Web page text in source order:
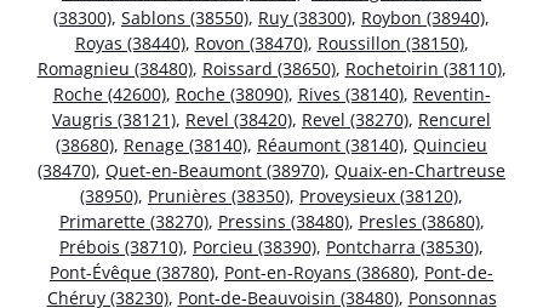
(38300), Sablons (38550), Ruy (38300), Roybon (38940),
Royas (38440), Rovon (38470), Roussillon (38150),
Romagnieu (38480), Roissard (38650), Rochetoirin (38110),
Roche (42600), Roche (38090), Rives (38140), Reventin-
Vaugris (38121), Revel (38420), Revel (38270), Rencurel
(38680), Renage (38140), Réaumont (38140), Quincieu
(38470), Quet-en-Beaumont (38970), Quaix-en-Chartreuse
(38950), Prunières (38350), Proveysieux (38120),
Primarette (38270), Pressins (38480), Presles (38680),
Prébois (38710), Porcieu (38390), Pontcharra (38530),
Pont-Évêque (38780), Pont-en-Royans (38680), Pont-de-
Chéruy (38230), Pont-de-Beauvoisin (38480), Ponsonnas